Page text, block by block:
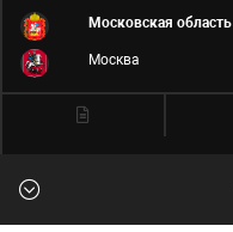
Московская область
Москва